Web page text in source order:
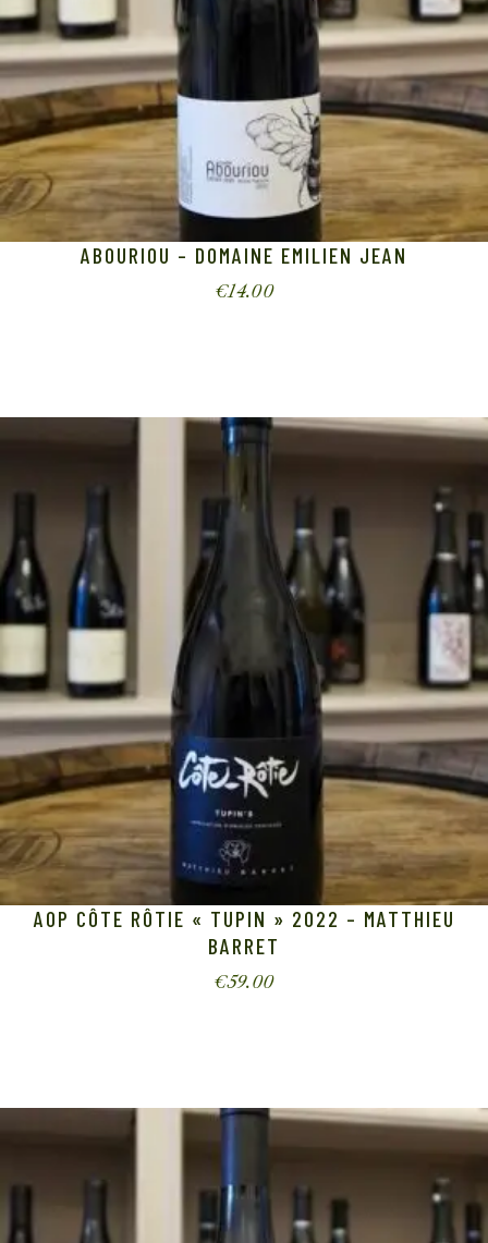
ABOURIOU – DOMAINE EMILIEN JEAN
€14.00
AOP CÔTE RÔTIE « TUPIN » 2022 – MATTHIEU
BARRET
€59.00